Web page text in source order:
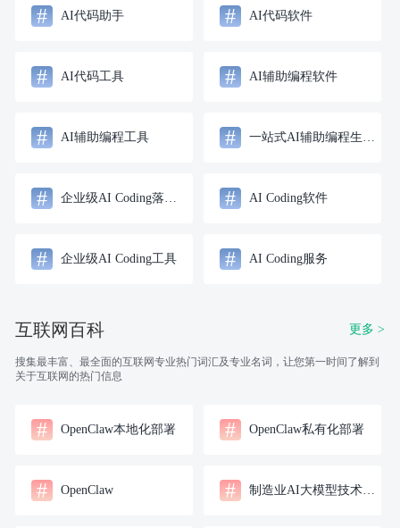
# AI代码助手 # AI代码软件
# AI代码工具 # AI辅助编程软件
# AI辅助编程工具 #
# # AI Coding软件
# 企业级AI Coding工具 # AI Coding服务
互联网百科 更多 >
搜集最丰富、最全面的互联网专业热门词汇及专业名词，让您第一时间了解到
关于互联网的热门信息
# OpenClaw本地化部署 # OpenClaw私有化部署
# OpenClaw # 制造业AI大模型技术架构